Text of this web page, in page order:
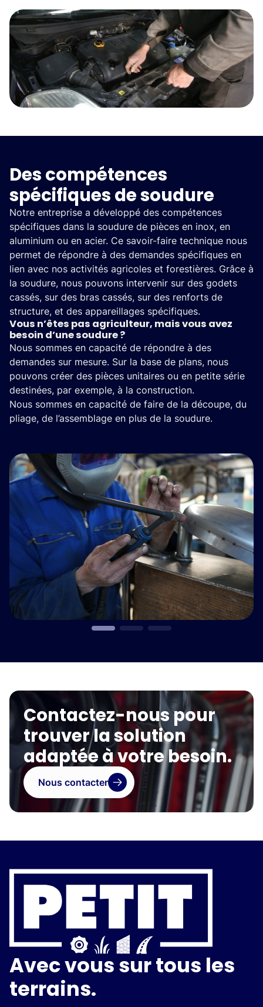
Des compétences
spécifiques de soudure
Notre entreprise a développé des compétences
spécifiques dans la soudure de pièces en inox, en
aluminium ou en acier. Ce savoir-faire technique nous
permet de répondre à des demandes spécifiques en
lien avec nos activités agricoles et forestières. Grâce à
la soudure, nous pouvons intervenir sur des godets
cassés, sur des bras cassés, sur des renforts de
structure, et des appareillages spécifiques.
Vous n’êtes pas agriculteur, mais vous avez
besoin d’une soudure ?
Nous sommes en capacité de répondre à des
demandes sur mesure. Sur la base de plans, nous
pouvons créer des pièces unitaires ou en petite série
destinées, par exemple, à la construction.
Nous sommes en capacité de faire de la découpe, du
pliage, de l’assemblage en plus de la soudure.
Contactez-nous pour
trouver la solution
adaptée à votre besoin.
Nous contacter
Avec vous sur tous les
terrains.